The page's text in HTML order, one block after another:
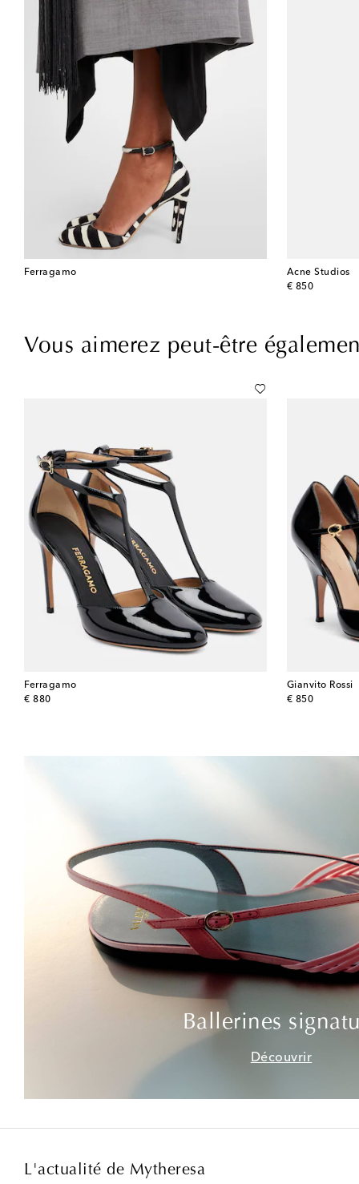
Ferragamo
Acne Studios
€ 850
original price
Vous aimerez peut-être
Ferragamo
€ 880
original price
Gianvito Rossi
€ 850
original price
Ballerines
Découvrir
L'actualité de Mytheresa